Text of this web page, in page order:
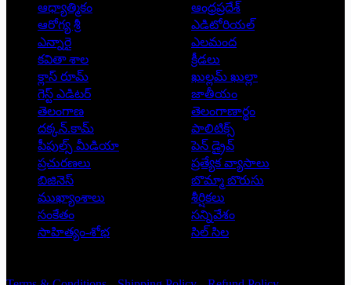
ఆధ్యాత్మికం
ఆంధ్రప్రదేశ్
ఆరోగ్య శ్రీ
ఎడిటోరియల్
ఎన్నారై
ఎలమంద
కవితా శాల
క్రీడలు
క్లాస్ రూమ్
ఖుల్లమ్ ఖుల్లా
గెస్ట్ ఎడిటర్
జాతీయం
తెలంగాణ
తెలంగాణార్థం
దక్కన్.కామ్
పాలిటిక్స్
పీపుల్స్ ‌మీడియా
పెన్ డ్రైవ్
ప్రచురణలు
ప్రత్యేక వ్యాసాలు
బిజినెస్
బొమ్మా బొరుసు
ముఖ్యాంశాలు
శీర్షికలు
సంకేతం
సన్నివేశం
సాహిత్యం-శోభ
సిల్ సిల